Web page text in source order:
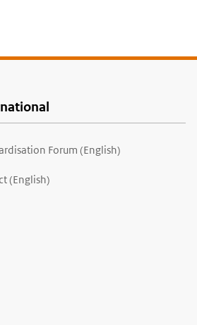
Forum (English)
(English)